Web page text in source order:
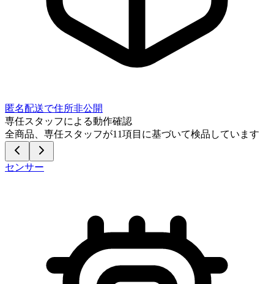
匿名配送で住所非公開
専任スタッフによる動作確認
全商品、専任スタッフが11項目に基づいて検品しています
センサー